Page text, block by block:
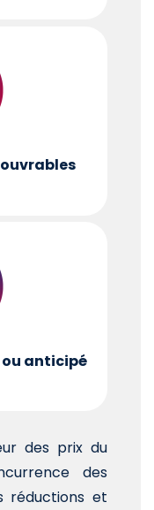
anticipé
des prix du
des
réductions et